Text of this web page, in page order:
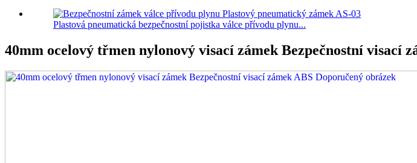
Plastová pneumatická bezpečnostní pojistka válce přívodu plynu...
40mm ocelový třmen nylonový visací zámek Bezpečnostní visací